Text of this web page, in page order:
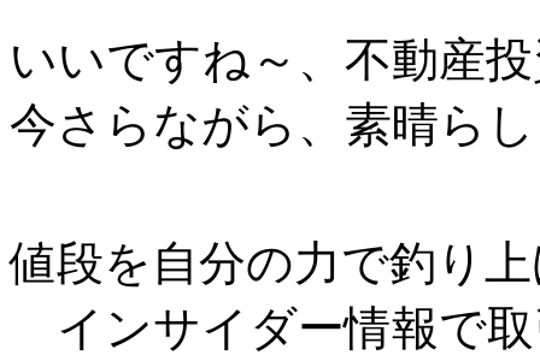
いいですね～、不動産
今さらながら、素晴ら
値段を自分の力で釣り
インサイダー情報で